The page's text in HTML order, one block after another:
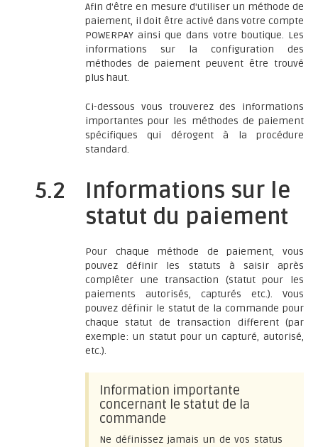
Afin d'être en mesure d'utiliser un méthode de
paiement, il doit être activé dans votre compte
POWERPAY ainsi que dans votre boutique. Les
informations sur la configuration des
méthodes de paiement peuvent être trouvé
plus haut.
Ci-dessous vous trouverez des informations
importantes pour les méthodes de paiement
spécifiques qui dérogent à la procédure
standard.
5.2
Informations sur le
statut du paiement
Pour chaque méthode de paiement, vous
pouvez définir les statuts à saisir après
complêter une transaction (statut pour les
paiements autorisés, capturés etc.). Vous
pouvez définir le statut de la commande pour
chaque statut de transaction different (par
exemple: un statut pour un capturé, autorisé,
etc.).
Information importante
concernant le statut de la
commande
Ne définissez jamais un de vos status